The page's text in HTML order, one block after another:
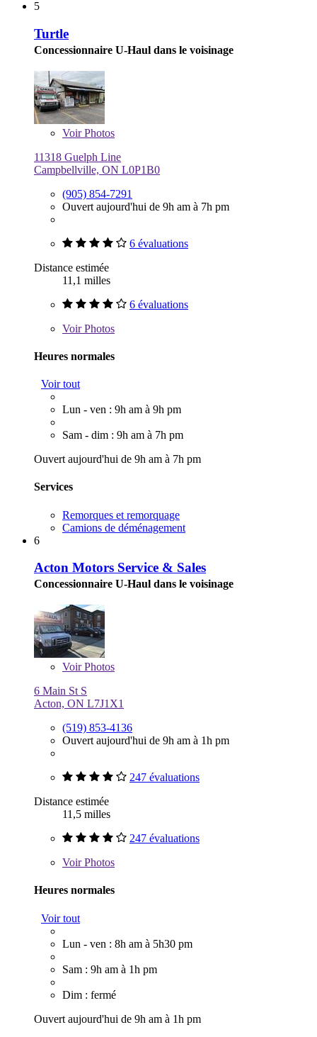
5
Turtle
Concessionnaire U-Haul dans le voisinage
VoirPhotos
11318 Guelph Line
Campbellville, ON L0P1B0
(905) 854-7291
Ouvert aujourd'hui de 9h am à 7h pm
6 évaluations
Distance estimée
11,1 milles
6 évaluations
VoirPhotos
Heures normales
Voir tout
Lun - ven : 9h am à 9h pm
Sam - dim : 9h am à 7h pm
Ouvert aujourd'hui de 9h am à 7h pm
Services
Remorques et remorquage
Camions de déménagement
6
Acton Motors Service & Sales
Concessionnaire U-Haul dans le voisinage
VoirPhotos
6 Main St S
Acton, ON L7J1X1
(519) 853-4136
Ouvert aujourd'hui de 9h am à 1h pm
247 évaluations
Distance estimée
11,5 milles
247 évaluations
VoirPhotos
Heures normales
Voir tout
Lun - ven : 8h am à 5h30 pm
Sam : 9h am à 1h pm
Dim : fermé
Ouvert aujourd'hui de 9h am à 1h pm